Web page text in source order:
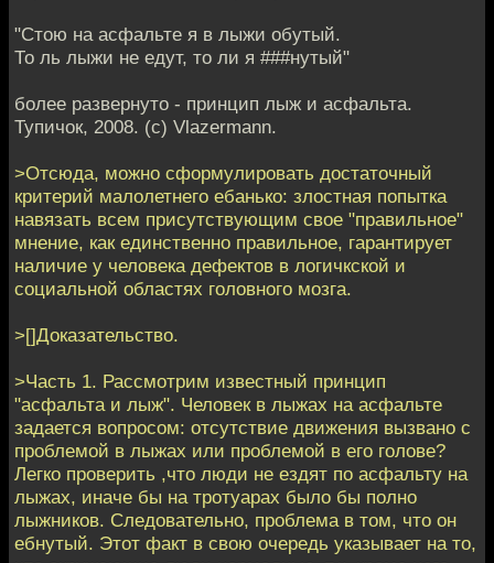
"Стою на асфальте я в лыжи обутый.
То ль лыжи не едут, то ли я ###нутый"
более развернуто - принцип лыж и асфальта.
Тупичок, 2008. (с) Vlazermann.
>Отсюда, можно сформулировать достаточный
критерий малолетнего ебанько: злостная попытка
навязать всем присутствующим свое "правильное"
мнение, как единственно правильное, гарантирует
наличие у человека дефектов в логичкской и
социальной областях головного мозга.
>[]Доказательство.
>Часть 1. Рассмотрим известный принцип
"асфальта и лыж". Человек в лыжах на асфальте
задается вопросом: отсутствие движения вызвано с
проблемой в лыжах или проблемой в его голове?
Легко проверить ,что люди не ездят по асфальту на
лыжах, иначе бы на тротуарах было бы полно
лыжников. Следовательно, проблема в том, что он
ебнутый. Этот факт в свою очередь указывает на то,